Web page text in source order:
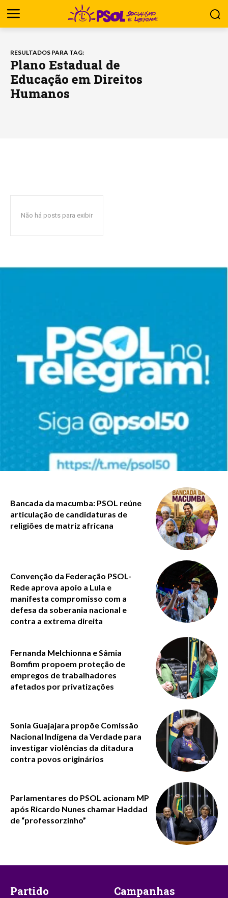
RESULTADOS PARA TAG:
Plano Estadual de
Educação em Direitos
Humanos
Não há posts para exibir
Bancada da macumba: PSOL reúne
articulação de candidaturas de
religiões de matriz africana
Convenção da Federação PSOL-
Rede aprova apoio a Lula e
manifesta compromisso com a
defesa da soberania nacional e
contra a extrema direita
Fernanda Melchionna e Sâmia
Bomfim propoem proteção de
empregos de trabalhadores
afetados por privatizações
Sonia Guajajara propõe Comissão
Nacional Indígena da Verdade para
investigar violências da ditadura
contra povos originários
Parlamentares do PSOL acionam MP
após Ricardo Nunes chamar Haddad
de “professorzinho”
Partido Campanhas